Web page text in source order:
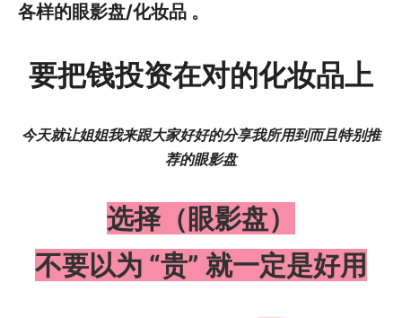
各样的眼影盘/化妆品 。
要把钱投资在对的化妆品上
今天就让姐姐我来跟大家好好的分享我所用到而且特别推
荐的眼影盘
选择（眼影盘）
不要以为 “贵” 就一定是好用